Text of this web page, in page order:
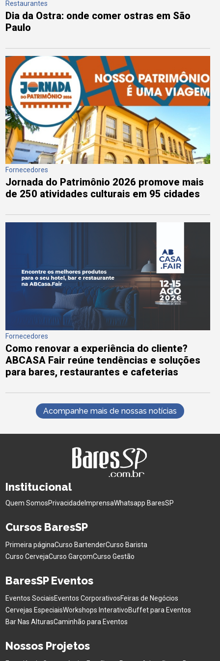
Restaurantes
Dia da Ostra: onde comer ostras em São
Paulo
Fornecedores
Jornada do Patrimônio 2026 promove mais
de 250 atividades culturais em 95 cidades
Fornecedores
Como renovar a experiência do cliente?
ABCASA Fair reúne tendências e soluções
para bares, restaurantes e cafeterias
Acompanhe mais de nossas notícias
Institucional
Quem SomosPrivacidade ImprensaWhatsapp BaresSP
Cursos BaresSP
Primeira páginaCurso BartenderCurso Barista
Curso CervejaCurso GarçomCurso Gestão
BaresSP Eventos
Eventos SociaisEventos CorporativosFeiras de Negócios
Cervejas EspeciaisWorkshops InterativoBuffet para Eventos
Bar Nas AlturasCaminhão para Eventos
Nossos Projetos